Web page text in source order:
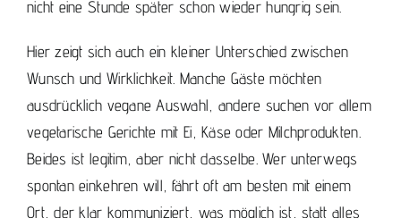
nicht eine Stunde später schon wieder hungrig sein.
Hier zeigt sich auch ein kleiner Unterschied zwischen
Wunsch und Wirklichkeit. Manche Gäste möchten
ausdrücklich vegane Auswahl, andere suchen vor allem
vegetarische Gerichte mit Ei, Käse oder Milchprodukten.
Beides ist legitim, aber nicht dasselbe. Wer unterwegs
spontan einkehren will, fährt oft am besten mit einem
Ort, der klar kommuniziert, was möglich ist, statt alles